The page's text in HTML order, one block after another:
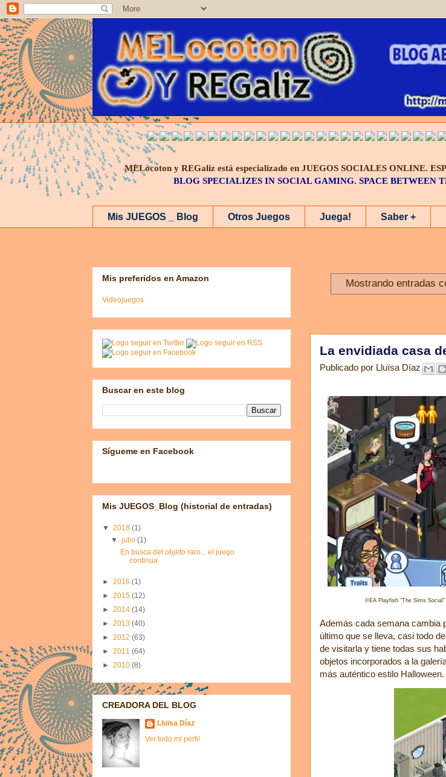
MELocoton y REGaliz está especializado en JUEGOS SOCIALES ONLINE.
BLOG SPECIALIZES IN SOCIAL GAMING. SPACE BETWEEN
Mis JUEGOS _ Blog Otros Juegos Juega! Saber +
Mostrando entradas
La envidiada casa
Publicado por Lluïsa Díaz
©EA Playfish "The Sims
Además cada semana cambia
último que se lleva, casi todo
de visitarla y tiene todas sus
objetos incorporados a la
más auténtico estilo Halloween.
Mis preferidos en Amazon
Videojuegos
Buscar en este blog
Sígueme en Facebook
Mis JUEGOS_Blog (historial de entradas)
▼ 2018 (1)
▼julio(1)
En busca del objeto raro... el juego
continua
► 2016 (1)
► 2015 (12)
► 2014 (14)
► 2013 (40)
► 2012 (63)
► 2011 (64)
► 2010 (8)
CREADORA DEL BLOG
Lluïsa Díaz
Ver todo mi perfil